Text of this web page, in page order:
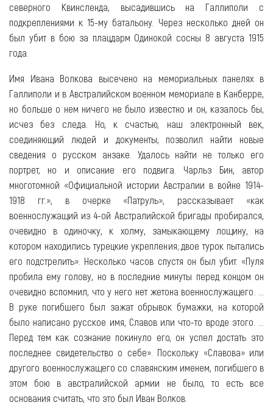
северного Квинсленда, высадившись на Галлиполи с
подкреплениями к 15-му батальону. Через несколько дней он
был убит в бою за плацдарм Одинокой сосны 8 августа 1915
года.
Имя Ивана Волкова высечено на мемориальных панелях в
Галлиполи и в Австралийском военном мемориале в Канберре,
но больше о нем ничего не было известно и он, казалось бы,
исчез без следа. Но, к счастью, наш электронный век,
соединяющий людей и документы, позволил найти новые
сведения о русском анзаке. Удалось найти не только его
портрет, но и описание его подвига. Чарльз Бин, автор
многотомной «Официальной истории Австралии в войне 1914-
1918 гг.», в очерке «Патруль», рассказывает «как
военнослужащий из 4-ой Австралийской бригады пробирался,
очевидно в одиночку, к холму, замыкающему лощину, на
котором находились турецкие укрепления; двое турок пытались
его подстрелить». Несколько часов спустя он был убит. «Пуля
пробила ему голову, но в последние минуты перед концом он
очевидно вспомнил, что у него нет жетона военнослужащего. …
В руке погибшего был зажат обрывок бумажки, на которой
было написано русское имя, Славов или что-то вроде этого. …
Перед тем как сознание покинуло его, он успел достать это
последнее свидетельство о себе». Поскольку «Славова» или
другого военнослужащего со славянским именем, погибшего в
этом бою в австралийской армии не было, то есть все
основания считать, что это был Иван Волков.